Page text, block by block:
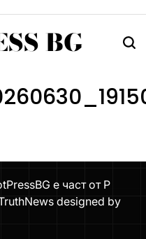
BG
е част от P
designed by